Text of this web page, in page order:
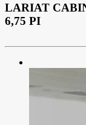
LARIAT
6,75 PI